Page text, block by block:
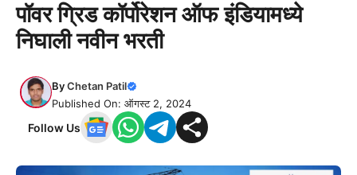
पॉवर ग्रिड कॉर्पोरेशन ऑफ इंडियामध्ये
निघाली नवीन भरती
ByChetan Patil
Published On: ऑगस्ट 2, 2024
Follow Us